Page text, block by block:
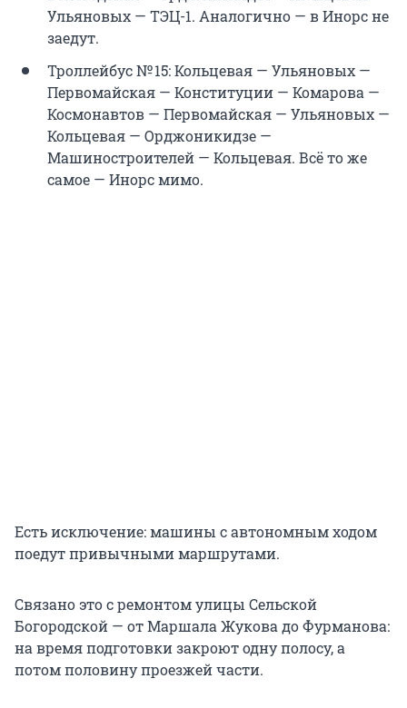
Ульяновых — ТЭЦ-1. Аналогично — в Инорс не
заедут.
Троллейбус № 15: Кольцевая — Ульяновых —
Первомайская — Конституции — Комарова —
Космонавтов — Первомайская — Ульяновых —
Кольцевая — Орджоникидзе —
Машиностроителей — Кольцевая. Всё то же
самое — Инорс мимо.
Есть исключение: машины с автономным ходом
поедут привычными маршрутами.
Связано это с ремонтом улицы Сельской
Богородской — от Маршала Жукова до Фурманова:
на время подготовки закроют одну полосу, а
потом половину проезжей части.